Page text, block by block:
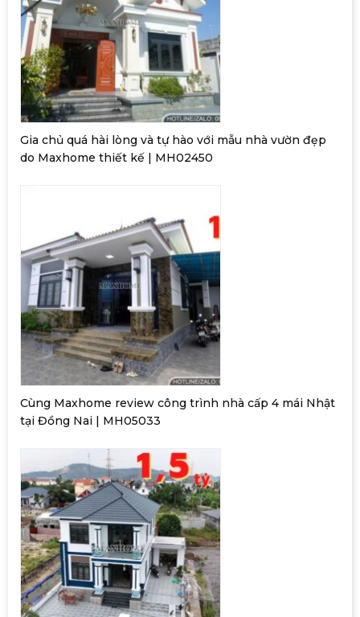
Gia chủ quá hài lòng và tự hào với mẫu nhà vườn đẹp
do Maxhome thiết kế | MH02450
Cùng Maxhome review công trình nhà cấp 4 mái Nhật
tại Đồng Nai | MH05033